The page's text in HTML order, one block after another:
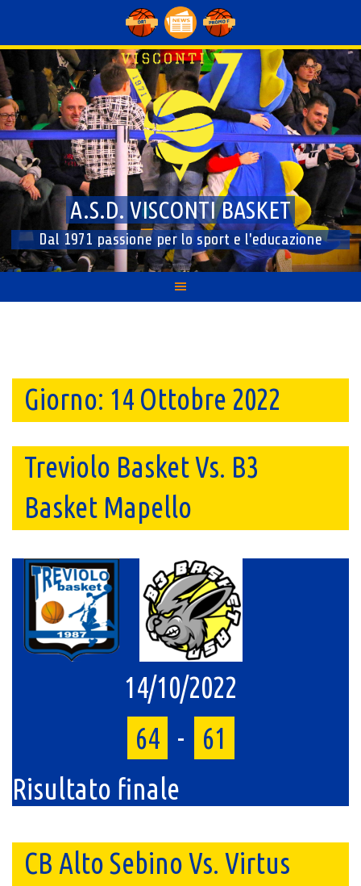
content
A.S.D. VISCONTI BASKET
Dal 1971 passione per lo sport e l'educazione
Giorno: 14 Ottobre 2022
Treviolo Basket Vs. B3
Basket Mapello
14/10/2022
64 -
61
Risultato finale
CB Alto Sebino Vs. Virtus